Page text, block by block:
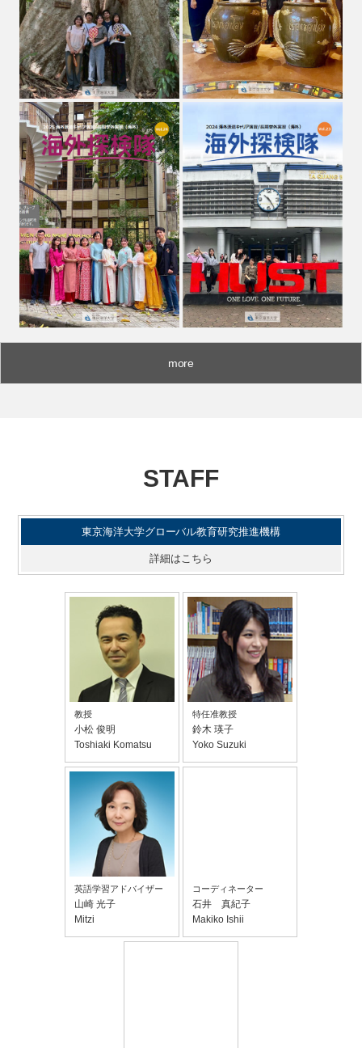
more
STAFF
東京海洋大学グローバル教育研究推進機構
詳細はこちら
教授
小松 俊明
Toshiaki Komatsu
特任准教授
鈴木 瑛子
Yoko Suzuki
英語学習アドバイザー
山崎 光子
Mitzi
コーディネーター
石井 真紀子
Makiko Ishii